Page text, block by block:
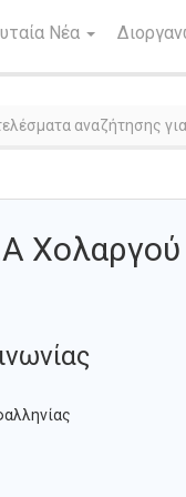
Νέα
αναζήτησης
Χολαργού